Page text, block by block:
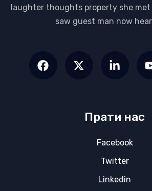
laughter thoughts property she met
saw guest man now
Прати нас
Facebook
Twitter
Linkedin